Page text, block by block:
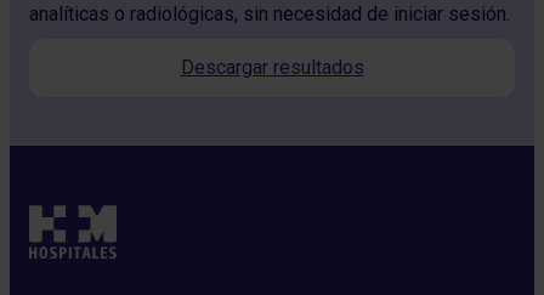
analíticas o radiológicas, sin necesidad de iniciar sesión.
Descargar resultados